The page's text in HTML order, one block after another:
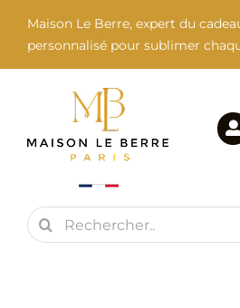
contenu
Maison Le Berre, expert du
personnalisé pour sublimer
Maison Le Berre
Rechercher: